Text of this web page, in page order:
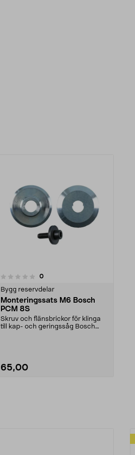
0recensioner
Bygg reservdelar
Monteringssats M6 Bosch
PCM 8S
Skruv och flänsbrickor för klinga
till kap- och geringssåg Bosch
65,00